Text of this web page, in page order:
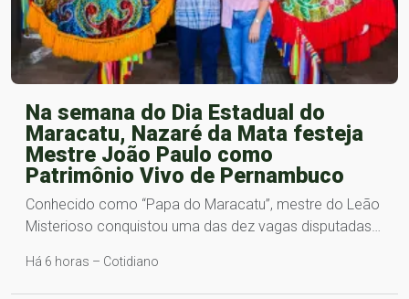
Na semana do Dia Estadual do
Maracatu, Nazaré da Mata festeja
Mestre João Paulo como
Patrimônio Vivo de Pernambuco
Conhecido como “Papa do Maracatu”, mestre do Leão
Misterioso conquistou uma das dez vagas disputadas…
Há 6 horas – Cotidiano